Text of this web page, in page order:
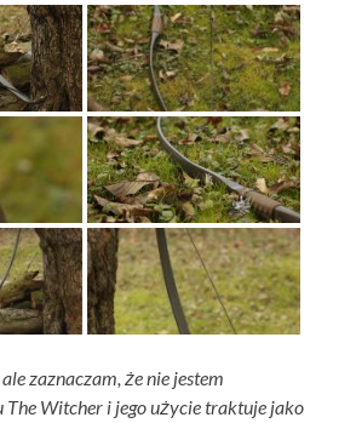
zaznaczam, że nie jestem
The Witcher i jego użycie traktuje jako